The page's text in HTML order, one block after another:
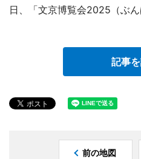
日、「文京博覧会2025（ぶ
記事
前の地図